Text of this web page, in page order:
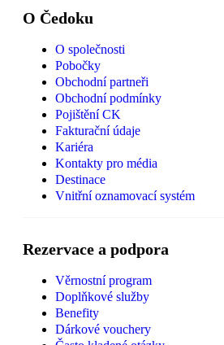
O Čedoku
O společnosti
Pobočky
Obchodní partneři
Obchodní podmínky
Pojištění CK
Fakturační údaje
Kariéra
Kontakty pro média
Destinace
Vnitřní oznamovací systém
Rezervace a podpora
Věrnostní program
Doplňkové služby
Benefity
Dárkové vouchery